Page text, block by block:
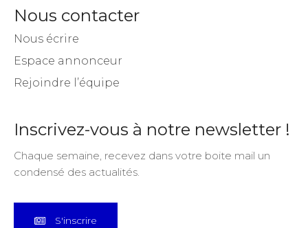
Nous contacter
Nous écrire
Espace annonceur
Rejoindre l’équipe
Inscrivez-vous à notre newsletter !
Chaque semaine, recevez dans votre boite mail un
condensé des actualités.
S'inscrire